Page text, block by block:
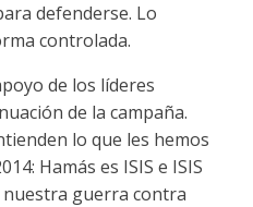
defenderse. Lo
controlada.
de los líderes
de la campaña.
lo que les hemos
Hamás es ISIS e ISIS
nuestra guerra contra